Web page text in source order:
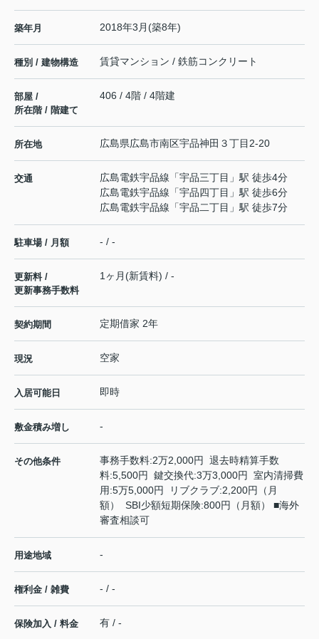
築年月 2018年3月(築8年)
種別 / 建物構造 賃貸マンション / 鉄筋コンクリート
部屋 /
所在階 / 階建て
406 / 4階 / 4階建
所在地 広島県広島市南区宇品神田 ３丁目2-20
交通 広島電鉄宇品線 「宇品三丁目 」駅 徒歩4分
広島電鉄宇品線 「宇品四丁目 」駅 徒歩6分
広島電鉄宇品線 「宇品二丁目 」駅 徒歩7分
駐車場 / 月額 - / -
更新料 /
更新事務手数料
1ヶ月(新賃料) / -
契約期間 定期借家 2年
現況 空家
入居可能日 即時
敷金積み増し -
その他条件
事務手数料:2万2,000円 退去時精算手数
料:5,500円 鍵交換代:3万3,000円 室内清掃費
用:5万5,000円 リブクラブ:2,200円（月
額） SBI少額短期保険:800円（月額） ■海外
審査相談可
用途地域 -
権利金 / 雑費 - / -
保険加入 / 料金 有 / -